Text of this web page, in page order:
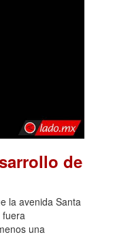
de
la avenida Santa
una